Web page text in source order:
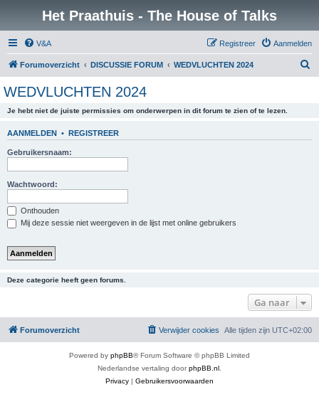
Het Praathuis - The House of Talks
V&A Aanmelden
Registreer
Forumoverzicht DISCUSSIE FORUM WEDVLUCHTEN 2024
WEDVLUCHTEN 2024
Je hebt niet de juiste permissies om onderwerpen in dit forum te zien of te lezen.
AANMELDEN • REGISTREER
Gebruikersnaam:
Wachtwoord:
Onthouden
Mij deze sessie niet weergeven in de lijst met online gebruikers
Deze categorie heeft geen forums.
Ga naar
Forumoverzicht Alle tijden zijn UTC+02:00
Verwijder cookies
Powered by phpBB® Forum Software © phpBB Limited
Nederlandse vertaling doorphpBB.nl
Privacy | Gebruikersvoorwaarden